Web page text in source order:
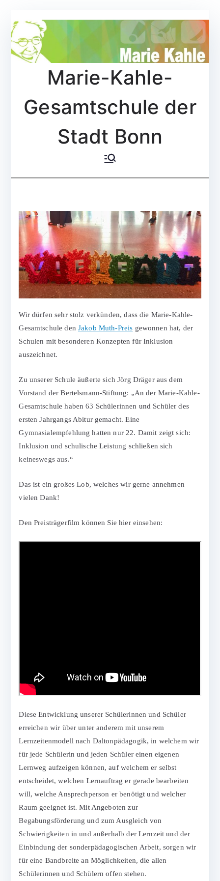
Inhalt
springen
Marie-Kahle-
Gesamtschule der
Stadt Bonn
Wir dürfen sehr stolz verkünden, dass die Marie-Kahle-
Gesamtschule den Jakob Muth-Preis gewonnen hat, der
Schulen mit besonderen Konzepten für Inklusion
auszeichnet.
Zu unserer Schule äußerte sich Jörg Dräger aus dem
Vorstand der Bertelsmann-Stiftung: „An der Marie-Kahle-
Gesamtschule haben 63 Schülerinnen und Schüler des
ersten Jahrgangs Abitur gemacht. Eine
Gymnasialempfehlung hatten nur 22. Damit zeigt sich:
Inklusion und schulische Leistung schließen sich
keineswegs aus.“
Das ist ein großes Lob, welches wir gerne annehmen –
vielen Dank!
Den Preisträgerfilm können Sie hier einsehen:
Diese Entwicklung unserer Schülerinnen und Schüler
erreichen wir über unter anderem mit unserem
Lernzeitenmodell nach Daltonpädagogik, in welchem wir
für jede Schülerin und jeden Schüler einen eigenen
Lernweg aufzeigen können, auf welchem er selbst
entscheidet, welchen Lernauftrag er gerade bearbeiten
will, welche Ansprechperson er benötigt und welcher
Raum geeignet ist. Mit Angeboten zur
Begabungsförderung und zum Ausgleich von
Schwierigkeiten in und außerhalb der Lernzeit und der
Einbindung der sonderpädagogischen Arbeit, sorgen wir
für eine Bandbreite an Möglichkeiten, die allen
Schülerinnen und Schülern offen stehen.